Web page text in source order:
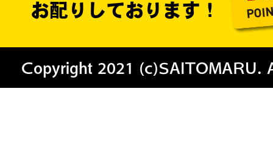
お配りしております！
Copyright 2021 (c)SAITOMARU.